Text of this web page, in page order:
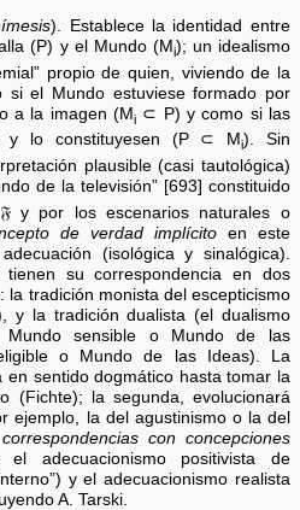
). Establece la identidad entre
(P) y el Mundo (Mi); un idealismo
propio de quien, viviendo de la
si el Mundo estuviese formado por
a la imagen (Mi⊂ P) y como si las
y lo constituyesen (P ⊂ Mi). Sin
plausible (casi tautológica)
de la televisión” [693] constituido
y por los escenarios naturales o
de verdad implícitoen este
(isológica y sinalógica).
su correspondencia en dos
la tradición monista del escepticismo
y la tradición dualista (el dualismo
Mundo sensible o Mundo de las
o Mundo de las Ideas). La
en sentido dogmático hasta tomar la
(Fichte); la segunda, evolucionará
ejemplo, la del agustinismo o la del
correspondencias con concepciones
el adecuacionismo positivista de
y el adecuacionismo realista
A. Tarski.